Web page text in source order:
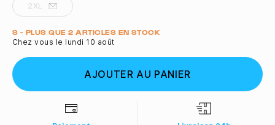
2XL
Quantité
S - PLUS QUE 2 ARTICLES EN STOCK
Chez vous le lundi 10 août
AJOUTER AU PANIER